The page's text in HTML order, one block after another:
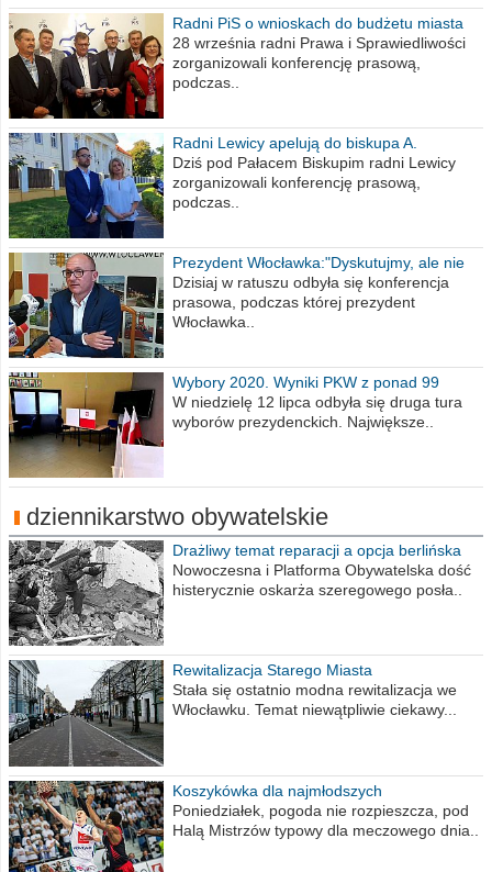
Radni PiS o wnioskach do budżetu miasta
na 2021 rok
28 września radni Prawa i Sprawiedliwości
zorganizowali konferencję prasową,
podczas..
Radni Lewicy apelują do biskupa A.
Wiesława Meringa
Dziś pod Pałacem Biskupim radni Lewicy
zorganizowali konferencję prasową,
podczas..
Prezydent Włocławka:"Dyskutujmy, ale nie
obrażajmy się”
Dzisiaj w ratuszu odbyła się konferencja
prasowa, podczas której prezydent
Włocławka..
Wybory 2020. Wyniki PKW z ponad 99
procent obwodów
W niedzielę 12 lipca odbyła się druga tura
wyborów prezydenckich. Największe..
dziennikarstwo obywatelskie
Drażliwy temat reparacji a opcja berlińska
Nowoczesna i Platforma Obywatelska dość
histerycznie oskarża szeregowego posła..
Rewitalizacja Starego Miasta
Stała się ostatnio modna rewitalizacja we
Włocławku. Temat niewątpliwie ciekawy...
Koszykówka dla najmłodszych
Poniedziałek, pogoda nie rozpieszcza, pod
Halą Mistrzów typowy dla meczowego dnia..